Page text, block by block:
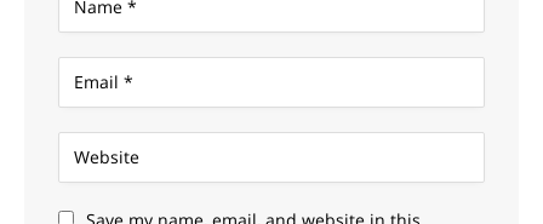
Save my name, email, and website in this